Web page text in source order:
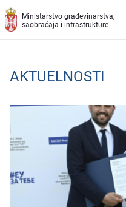
Preskoči na glavni deo sadržaja
Ministarstvo građevinarstva,
saobraćaja i infrastrukture
AKTUELNOSTI
PAGES